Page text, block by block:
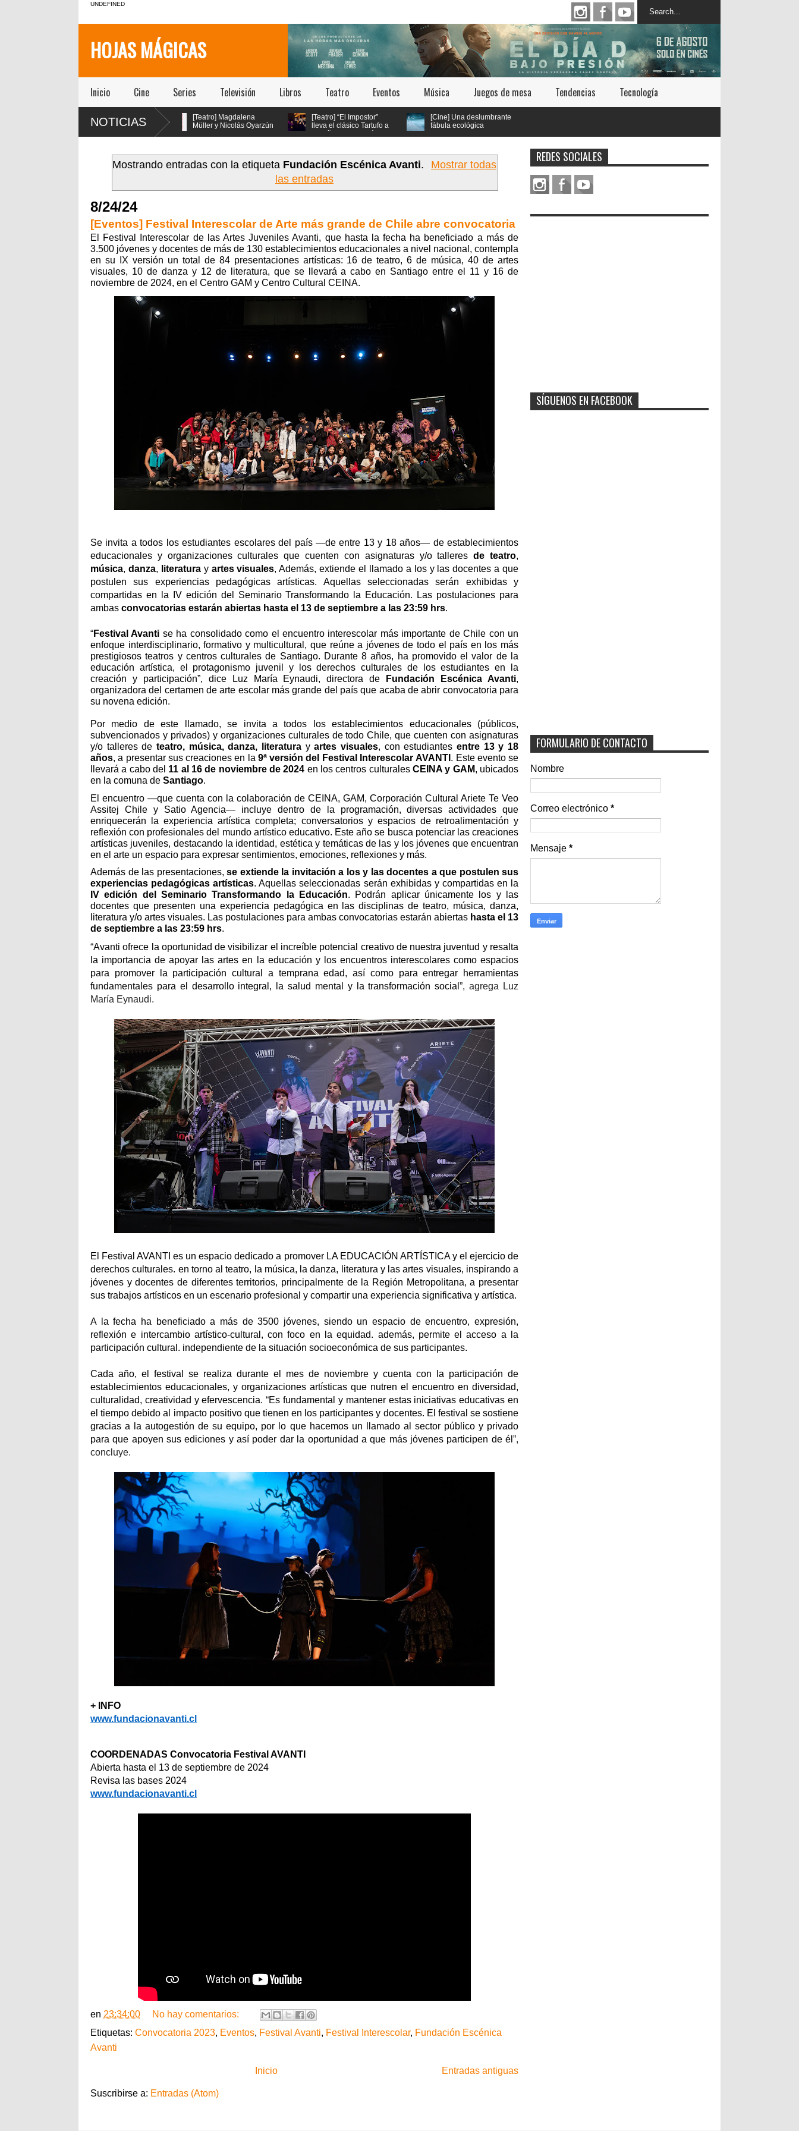
UNDEFINED
HOJAS MÁGICAS
Inicio Cine Series Televisión Libros Teatro Eventos Música Juegos de mesa Tendencias Tecnología
NOTICIAS
[Teatro] María Gracia
Omegna protagoniza
[Teatro] Magdalena
Müller y Nicolás Oyarzún
[Teatro] “El Impostor”
lleva el clásico Tartufo a
[Cine] Una deslumbrante
fábula ecológica
Mostrando entradas con la etiqueta Fundación Escénica Avanti.
Mostrar todas
las entradas
8/24/24
[Eventos] Festival Interescolar de Arte más grande de Chile abre convocatoria
El Festival Interescolar de las Artes Juveniles Avanti, que hasta la fecha ha beneficiado a más de
3.500 jóvenes y docentes de más de 130 establecimientos educacionales a nivel nacional, contempla
en su IX versión un total de 84 presentaciones artísticas: 16 de teatro, 6 de música, 40 de artes
visuales, 10 de danza y 12 de literatura, que se llevará a cabo en Santiago entre el 11 y 16 de
noviembre de 2024, en el Centro GAM y Centro Cultural CEINA.
Se invita a todos los estudiantes escolares del país —de entre 13 y 18 años— de establecimientos
educacionales y organizaciones culturales que cuenten con asignaturas y/o talleresde teatro,
música, danza, literatura y artes visuales, Además, extiende el llamado a los y las docentes a que
postulen sus experiencias pedagógicas artísticas. Aquellas seleccionadas serán exhibidas y
compartidas en la IV edición del Seminario Transformando la Educación. Las postulaciones para
ambas convocatorias estarán abiertas hasta el 13 de septiembre a las 23:59 hrs.
“Festival Avanti se ha consolidado como el encuentro interescolar más importante de Chile con un
enfoque interdisciplinario, formativo y multicultural, que reúne a jóvenes de todo el país en los más
prestigiosos teatros y centros culturales de Santiago. Durante 8 años, ha promovido el valor de la
educación artística, el protagonismo juvenil y los derechos culturales de los estudiantes en la
creación y participación”, dice Luz María Eynaudi, directora de
Fundación Escénica Avanti,
organizadora del certamen de arte escolar más grande del país que acaba de abrir convocatoria para
su novena edición.
Por medio de este llamado, se invita a todos los establecimientos educacionales (públicos,
subvencionados y privados) y organizaciones culturales de todo Chile, que cuenten con asignaturas
y/o talleres de teatro, música, danza, literatura yartes visuales, con estudiantesentre 13 y 18
años, a presentar sus creaciones en la 9ª versión del Festival Interescolar AVANTI . Este evento se
llevará a cabo del 11 al 16 de noviembre de 2024 en los centros culturalesCEINA y GAM, ubicados
en la comuna de Santiago.
El encuentro —que cuenta con la colaboración de CEINA, GAM, Corporación Cultural Ariete Te Veo
Assitej Chile y Satio Agencia— incluye dentro de la programación, diversas actividades que
enriquecerán la experiencia artística completa; conversatorios y espacios de retroalimentación y
reflexión con profesionales del mundo artístico educativo. Este año se busca potenciar las creaciones
artísticas juveniles, destacando la identidad, estética y temáticas de las y los jóvenes que encuentran
en el arte un espacio para expresar sentimientos, emociones, reflexiones y más.
Además de las presentaciones, se extiende la invitación a los y las docentes a que postulen sus
experiencias pedagógicas artísticas. Aquellas seleccionadas serán exhibidas y compartidas en la
IV edición del Seminario Transformando la Educación. Podrán aplicar únicamente los y las
docentes que presenten una experiencia pedagógica en las disciplinas de teatro, música, danza,
literatura y/o artes visuales. Las postulaciones para ambas convocatorias estarán abiertas hasta el 13
de septiembre a las 23:59 hrs.
“Avanti ofrece la oportunidad de visibilizar el increíble potencial creativo de nuestra juventud y resalta
la importancia de apoyar las artes en la educación y los encuentros interescolares como espacios
para promover la participación cultural a temprana edad, así como para entregar herramientas
fundamentales para el desarrollo integral, la salud mental y la transformación social”, agrega Luz
María Eynaudi.
El Festival AVANTI es un espacio dedicado a promover LA EDUCACIÓN ARTÍSTICA y el ejercicio de
derechos culturales. en torno al teatro, la música, la danza, literatura y las artes visuales, inspirando a
jóvenes y docentes de diferentes territorios, principalmente de la Región Metropolitana, a presentar
sus trabajos artísticos en un escenario profesional y compartir una experiencia significativa y artística.
A la fecha ha beneficiado a más de 3500 jóvenes, siendo un espacio de encuentro, expresión,
reflexión e intercambio artístico-cultural, con foco en la equidad. además, permite el acceso a la
participación cultural. independiente de la situación socioeconómica de sus participantes.
Cada año, el festival se realiza durante el mes de noviembre y cuenta con la participación de
establecimientos educacionales, y organizaciones artísticas que nutren el encuentro en diversidad,
culturalidad, creatividad y efervescencia.“Es fundamental y mantener estas iniciativas educativas en
el tiempo debido al impacto positivo que tienen en los participantes y docentes. El festival se sostiene
gracias a la autogestión de su equipo, por lo que hacemos un llamado al sector público y privado
para que apoyen sus ediciones y así poder dar la oportunidad a que más jóvenes participen de él ”,
concluye.
+ INFO
www.fundacionavanti.cl
COORDENADAS Convocatoria Festival AVANTI
Abierta hasta el 13 de septiembre de 2024
Revisa las bases 2024
www.fundacionavanti.cl
en 23:34:00
No hay comentarios:
Etiquetas: Convocatoria 2023, Eventos, Festival Avanti, Festival Interescolar, Fundación Escénica
Avanti
Entradas antiguas
Inicio
Suscribirse a: Entradas (Atom)
REDES SOCIALES
SÍGUENOS EN FACEBOOK
FORMULARIO DE CONTACTO
Nombre
Correo electrónico *
Mensaje *